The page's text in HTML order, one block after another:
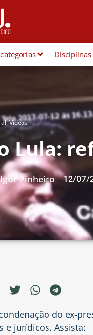
Disciplinas
,Vídeos
Lula:
Pinheiro 12/07/
do ex-
e jurídicos. Assista: